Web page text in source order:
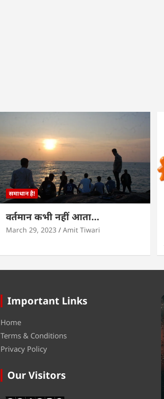
समाधान है!
वर्तमान कभी नहीं आता…
March 29, 2023 Amit Tiwari
Important Links
Home
Terms & Conditions
Privacy Policy
Our Visitors